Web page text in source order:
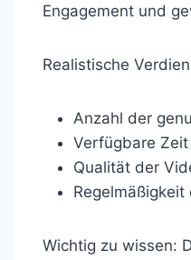
Engagement und
Realistische
Anzahl der
Verfügbare Zeit
Qualität der
Regelmäßigkeit
Wichtig zu wissen: